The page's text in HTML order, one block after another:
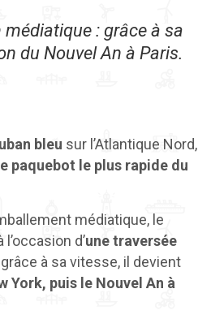
: grâce à sa
du Nouvel An à Paris.
bleu sur l’Atlantique Nord,
le paquebot le plus rapide du
médiatique, le
d’une traversée
grâce à sa vitesse, il devient
York, puis le Nouvel An à